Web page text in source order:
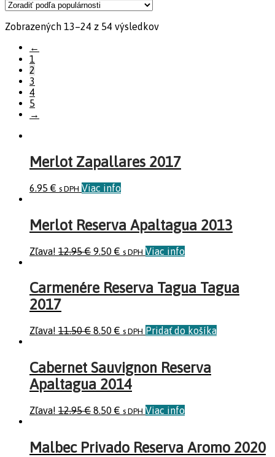
Zobrazených 13–24 z 54 výsledkov
←
1
2
3
4
5
→
Merlot Zapallares 2017
6.95 € s DPH Viac info
Merlot Reserva Apaltagua 2013
Zľava! 12.95€ 9.50 € s DPH Viac info
Carmenére Reserva Tagua Tagua
2017
Zľava! 11.50€ 8.50 € s DPH Pridať do košíka
Cabernet Sauvignon Reserva
Apaltagua 2014
Zľava! 12.95€ 8.50 € s DPH Viac info
Malbec Privado Reserva Aromo 2020